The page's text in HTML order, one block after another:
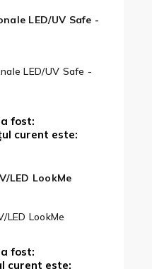
LED/UV Safe -
fost:
curent este:
LookMe
fost:
curent este: